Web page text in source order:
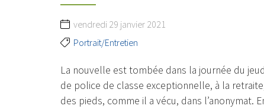
vendredi 29 janvier 2021
Portrait/Entretien
La nouvelle est tombée dans la journée du
de police de classe exceptionnelle, à la
des pieds, comme il a vécu, dans l’anonymat.